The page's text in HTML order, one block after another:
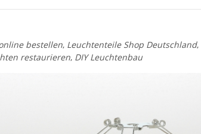
bestellen, Leuchtenteile Shop Deutschland,
restaurieren, DIY Leuchtenbau